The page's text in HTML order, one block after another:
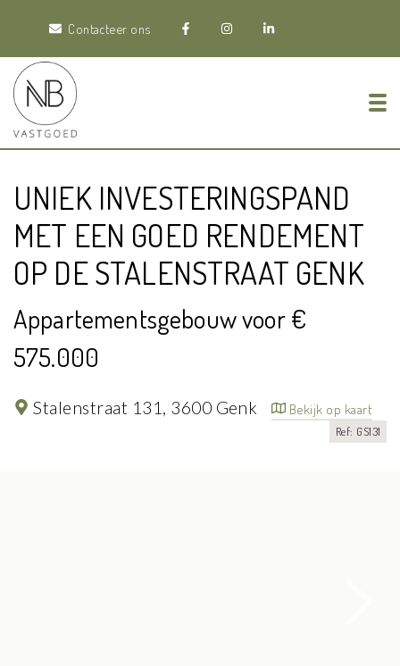
Contacteer ons
UNIEK INVESTERINGSPAND
MET EEN GOED RENDEMENT
OP DE STALENSTRAAT GENK
Appartementsgebouw voor €
575.000
Stalenstraat 131, 3600 Genk Bekijk op kaart
Ref: GS131